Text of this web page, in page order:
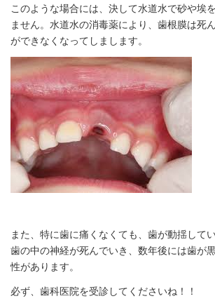
このような場合には、決して水道水で砂や埃
ません。水道水の消毒薬により、歯根膜は死
ができなくなってしまします。
また、特に歯に痛くなくても、歯が動揺して
歯の中の神経が死んでいき、数年後には歯が
性があります。
必ず、歯科医院を受診してくださいね！！